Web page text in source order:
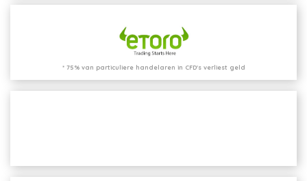
* 75% van particuliere handelaren in CFD's verliest geld